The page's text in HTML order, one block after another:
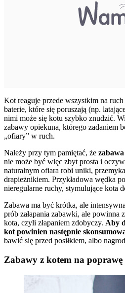
Kot reaguje przede wszystkim na
baterie, które się poruszają (np.
nimi może się kotu szybko znudzić.
zabawy opiekuna, którego zadaniem
„ofiary” w ruch.
Należy przy tym pamiętać, że
nie może być więc zbyt prosta i
naturalnym ofiara robi uniki,
drapieżnikiem. Przykładowa wędka
nieregularne ruchy, stymulujące kota
Zabawa ma być krótka, ale
prób załapania zabawki, ale powinna
kota, czyli złapaniem zdobyczy. Aby
kot powinien następnie
bawić się przed posiłkiem, albo
Zabawy z kotem na